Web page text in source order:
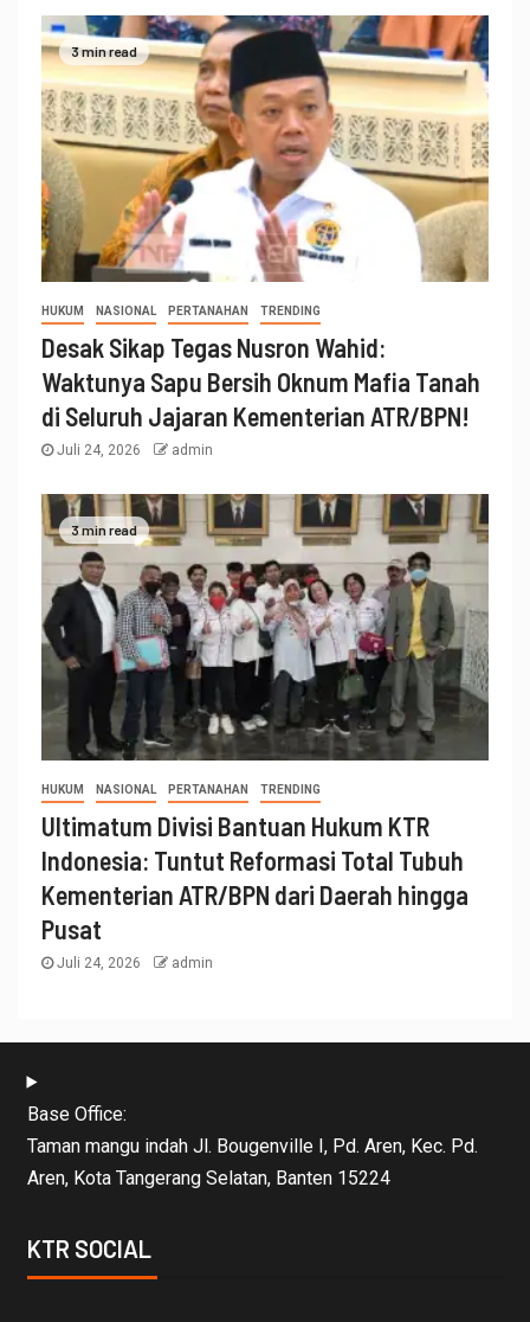
3 min read
HUKUM NASIONAL PERTANAHAN TRENDING
Desak Sikap Tegas Nusron Wahid:
Waktunya Sapu Bersih Oknum Mafia Tanah
di Seluruh Jajaran Kementerian ATR/BPN!
Juli 24, 2026 admin
3 min read
HUKUM NASIONAL PERTANAHAN TRENDING
Ultimatum Divisi Bantuan Hukum KTR
Indonesia: Tuntut Reformasi Total Tubuh
Kementerian ATR/BPN dari Daerah hingga
Pusat
Juli 24, 2026 admin
Base Office:
Taman mangu indah Jl. Bougenville I, Pd. Aren, Kec. Pd.
Aren, Kota Tangerang Selatan, Banten 15224
KTR SOCIAL